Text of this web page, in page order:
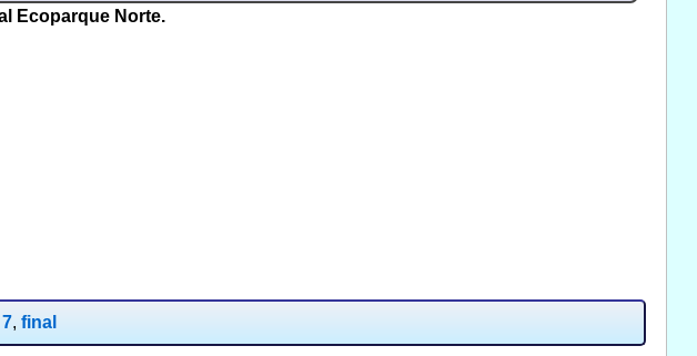
Ecoparque Norte.
7, final